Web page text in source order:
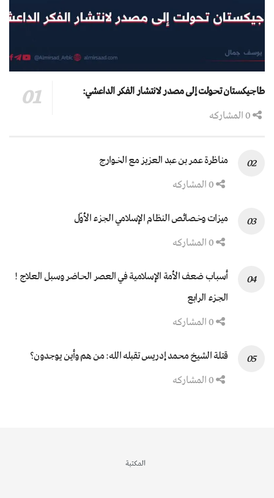
طاجيكستان تحولت إلى مصدر لانتشار الفكر الداعشي:
مناظرة عمر بن عبد العزيز مع الخوارج
ميزات وخصائص النظام الإسلامي الجزء الأوّل
أسباب ضعف الأمة الإسلامية في العصر الحاضر وسبل العلاج !
الجزء الرابع
قتلة الشيخ محمد إدريس تقبله الله: من هم وأين يوجدون؟
المكتبة